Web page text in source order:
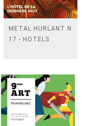
METAL HURLANT N
17 - HOTELS